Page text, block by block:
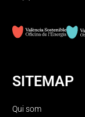
SITEMAP
Qui som